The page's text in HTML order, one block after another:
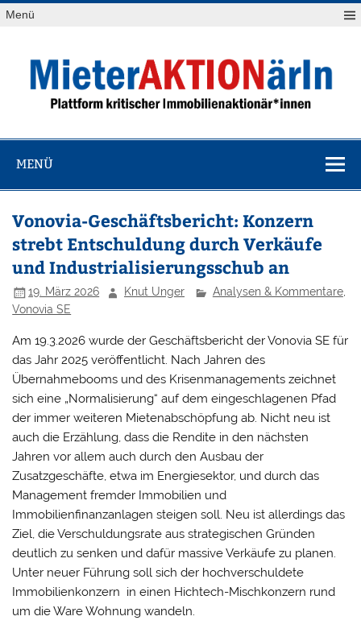
Zum
Inhalt
Menü
MENÜ
Vonovia-Geschäftsbericht: Konzern
strebt Entschuldung durch Verkäufe
und Industrialisierungsschub an
19. März 2026 Knut Unger Analysen & Kommentare,
Vonovia SE
Am 19.3.2026 wurde der Geschäftsbericht der Vonovia SE für
das Jahr 2025 veröffentlicht. Nach Jahren des
Übernahmebooms und des Krisenmanagements zeichnet
sich eine „Normalisierung“ auf dem eingeschlagenen Pfad
der immer weiteren Mietenabschöpfung ab. Nicht neu ist
auch die Erzählung, dass die Rendite in den nächsten
Jahren vor allem auch durch den Ausbau der
Zusatzgeschäfte, etwa im Energiesektor, und durch das
Management fremder Immobilien und
Immobilienfinanzanlagen steigen soll. Neu ist allerdings das
Ziel, die Verschuldungsrate aus strategischen Gründen
deutlich zu senken und dafür massive Verkäufe zu planen.
Unter neuer Führung soll sich der hochverschuldete
Immobilienkonzern in einen Hichtech-Mischkonzern rund
um die Ware Wohnung wandeln.